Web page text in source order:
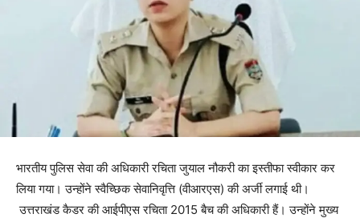
भारतीय पुलिस सेवा की अधिकारी रचिता जुयाल नौकरी का इस्तीफा स्वीकार कर
लिया गया। उन्होंने स्वैच्छिक सेवानिवृत्ति (वीआरएस) की अर्जी लगाई थी।
उत्तराखंड कैडर की आईपीएस रचिता 2015 बैच की अधिकारी हैं। उन्होंने मुख्य